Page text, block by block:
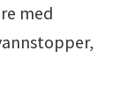
med